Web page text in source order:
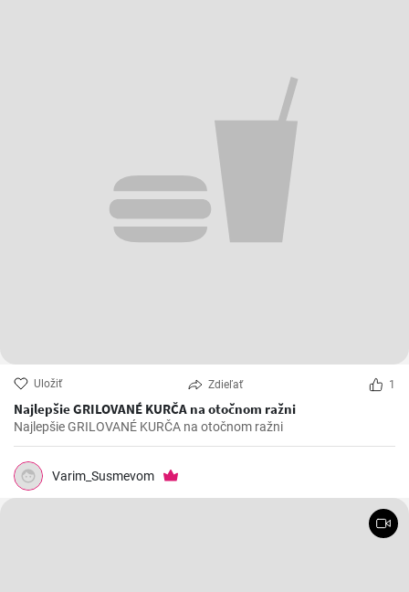
Uložiť Zdieľať 1
Najlepšie GRILOVANÉ KURČA na otočnom ražni
Najlepšie GRILOVANÉ KURČA na otočnom ražni
Varim_Susmevom